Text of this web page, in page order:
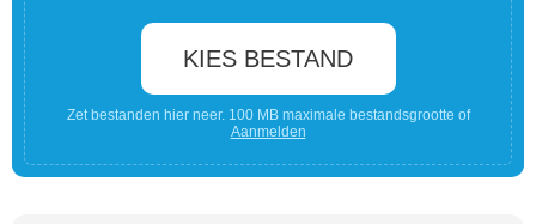
KIES BESTAND
Zet bestanden hier neer. 100 MB maximale bestandsgrootte of
Aanmelden